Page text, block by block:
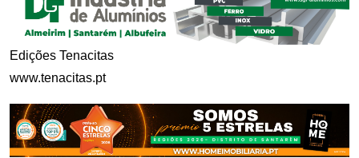
Edições Tenacitas
www.tenacitas.pt